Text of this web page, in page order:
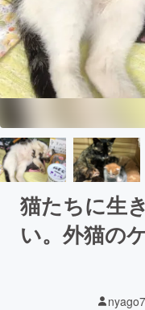
猫たちに生
い。外猫の